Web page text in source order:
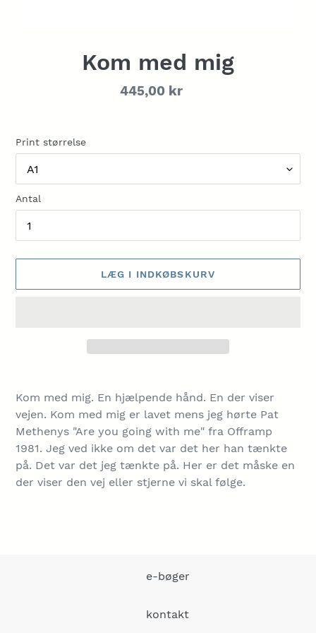
Kom med mig
Normalpris
445,00 kr
Print størrelse
Antal
LÆG I INDKØBSKURV
din
indkøbskurv
Kom med mig. En hjælpende hånd. En der viser
vejen. Kom med mig er lavet mens jeg hørte Pat
Methenys "Are you going with me" fra Offramp
1981. Jeg ved ikke om det var det her han tænkte
på. Det var det jeg tænkte på. Her er det måske en
der viser den vej eller stjerne vi skal følge.
e-bøger
kontakt